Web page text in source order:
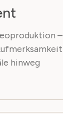
–
hinweg